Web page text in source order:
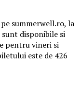
summerwell.ro, la
sunt disponibile si
pentru vineri si
este de 426